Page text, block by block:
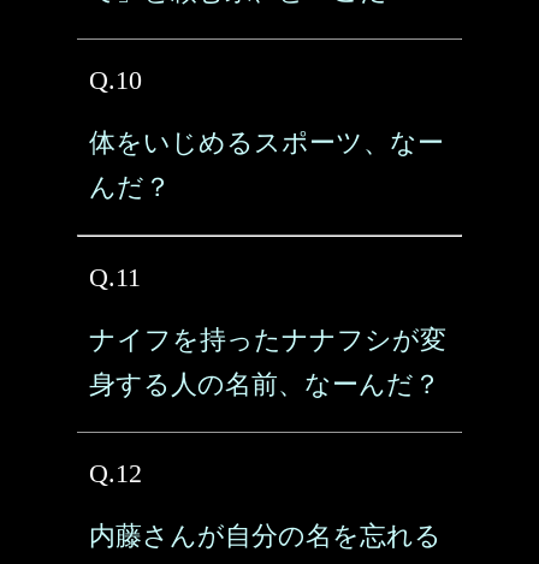
Q.10
体をいじめるスポーツ、なー
んだ？
Q.11
ナイフを持ったナナフシが変
身する人の名前、なーんだ？
Q.12
内藤さんが自分の名を忘れる